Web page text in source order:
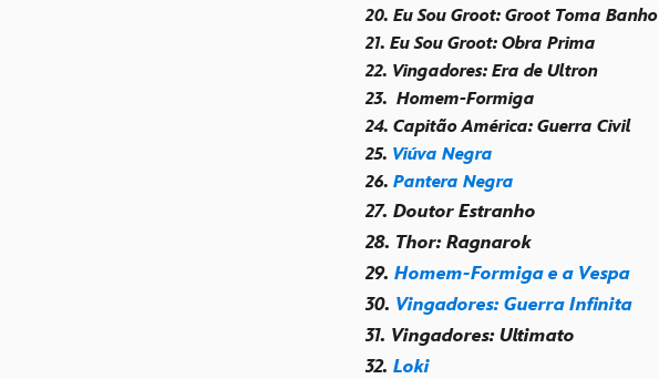
20. Eu Sou Groot: Groot Toma Banho
21. Eu Sou Groot: Obra Prima
22. Vingadores: Era de Ultron
23. Homem-Formiga
24. Capitão América: Guerra Civil
25. Viúva Negra
26. Pantera Negra
27. Doutor Estranho
28. Thor: Ragnarok
29. Homem-Formiga e a Vespa
30. Vingadores: Guerra Infinita
31. Vingadores: Ultimato
32. Loki